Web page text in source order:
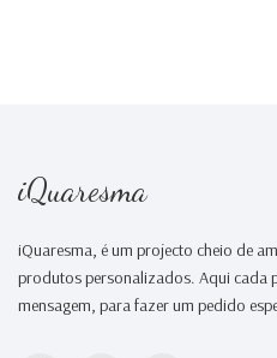
iQuaresma
iQuaresma, é um projecto cheio de
produtos personalizados. Aqui cada
mensagem, para fazer um pedido